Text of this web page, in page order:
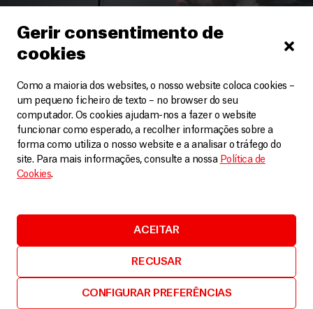
Gerir consentimento de
cookies
Como a maioria dos websites, o nosso website coloca cookies –
um pequeno ficheiro de texto – no browser do seu
computador. Os cookies ajudam-nos a fazer o website
funcionar como esperado, a recolher informações sobre a
forma como utiliza o nosso website e a analisar o tráfego do
site. Para mais informações, consulte a nossa Política de
Cookies.
ACEITAR
RECUSAR
CONFIGURAR PREFERÊNCIAS
Sudão do Sul
26 colegas da MSF continuam desaparecidos no
Sudão do Sul
Artigos 3 Março, 2026
LEIA MAIS